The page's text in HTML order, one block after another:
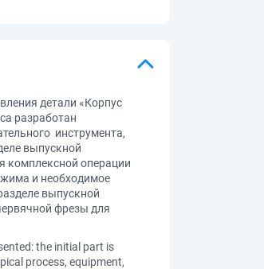
детали «Корпус
разработан
инструмента,
выпускной
комплексной операции
и необходимое
выпускной
фрезы для
the initial part is
process, equipment,